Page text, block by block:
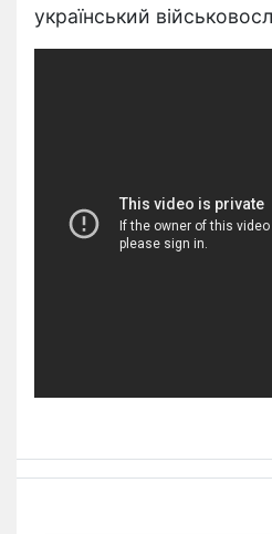
український